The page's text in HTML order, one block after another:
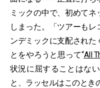
ミックの中で、初めて
しまった。「ツアーも
ンデミックに支配された
とをやろうと思って“All
状況に屈することはな
と、ラッセルはこのとき